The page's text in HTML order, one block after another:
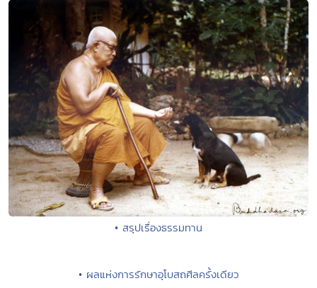
• สรุปเรื่องธรรมทาน
• ผลแห่งการรักษาอุโบสถศีลครั้งเดียว